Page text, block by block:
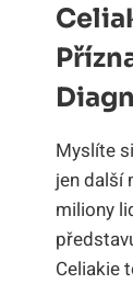
Myslíte
jen další
miliony
Celiakie